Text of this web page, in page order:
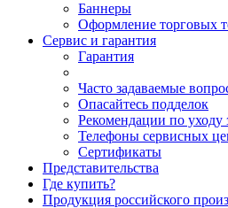
Баннеры
Оформление торговых
Сервис и гарантия
Гарантия
Часто задаваемые
Опасайтесь подделок
Рекомендации по уходу
Телефоны сервисных
Сертификаты
Представительства
Где купить?
Продукция российского